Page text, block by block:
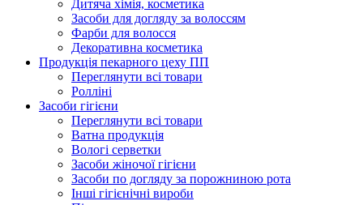
Дитяча хімія, косметика
Засоби для догляду за волоссям
Фарби для волосся
Декоративна косметика
Продукцiя пекарного цеху ПП
Переглянути всі товари
Ролліні
Засоби гігієни
Переглянути всі товари
Ватна продукція
Вологi серветки
Засоби жіночої гігієни
Засоби по догляду за порожниною рота
Інші гігієнічні вироби